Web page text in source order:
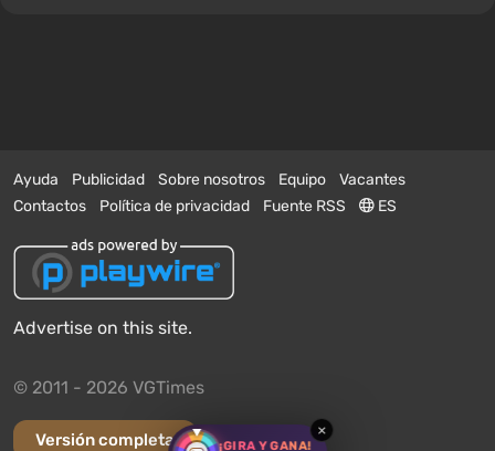
¡GIRA Y GANA!
×
Ayuda Publicidad Sobre nosotros Equipo
Vacantes
Contactos
Política de privacidad Fuente RSS ES
Advertise on this site.
© 2011 - 2026 VGTimes
Versión completa